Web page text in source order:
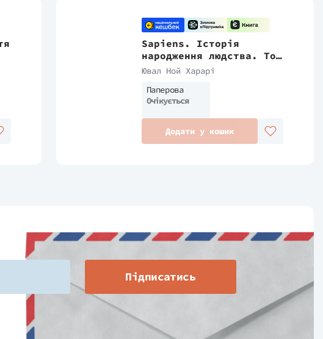
Sapiens. Історія
народження людства. Том
1
Ювал Ной Харарі
Паперова
Очікується
Додати у кошик
Підписатись